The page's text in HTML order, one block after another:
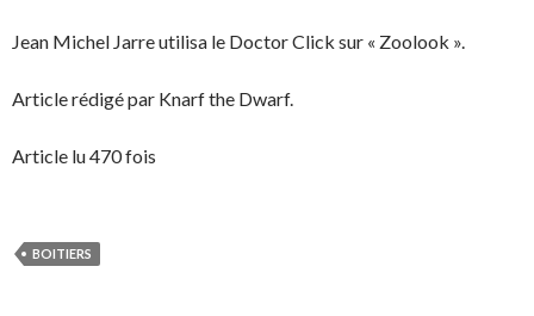
Jean Michel Jarre utilisa le Doctor Click sur « Zoolook ».
Article rédigé par Knarf the Dwarf.
Article lu 470 fois
BOITIERS